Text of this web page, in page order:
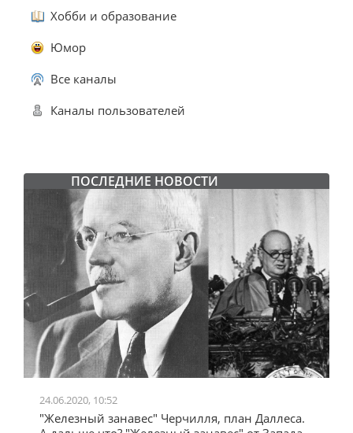
Хобби и образование
Юмор
Все каналы
Каналы пользователей
ПОСЛЕДНИЕ НОВОСТИ
24.06.2020, 10:52
"Железный занавес" Черчилля, план Даллеса.